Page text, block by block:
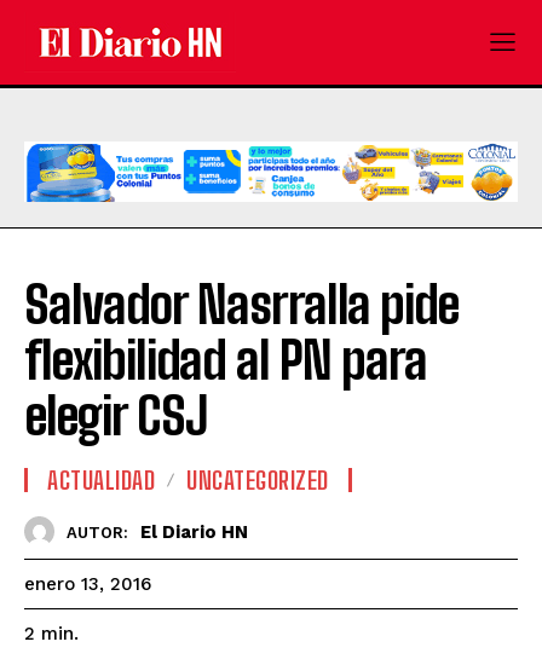
Salvador Nasrralla pide
flexibilidad al PN para
elegir CSJ
ACTUALIDAD UNCATEGORIZED
AUTOR: El Diario HN
enero 13, 2016
2 min.